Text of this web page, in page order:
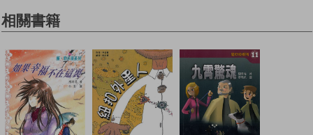
相關書籍